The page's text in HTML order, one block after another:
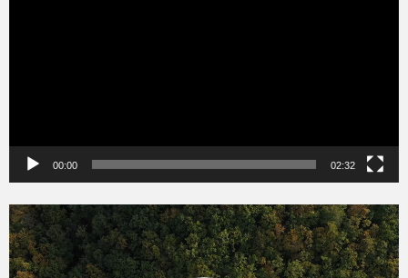
00:00 02:32
Videólejátszó